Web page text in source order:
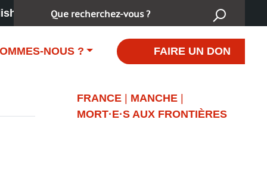
NOUS ? FAIRE UN DON
Rechercher :
FRANCE MANCHE
MORT·E·S AUX FRONTIÈRES